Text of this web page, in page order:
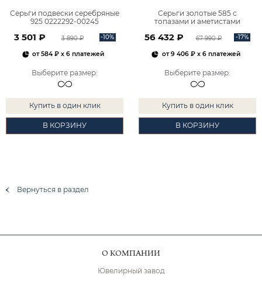
Серьги подвески серебряные
925 0222292-00245
3 501 ₽ 3 890 ₽ -10%
от584 ₽ x 6 платежей
Выберите размер:
Купить в один клик
В КОРЗИНУ
Серьги золотые 585 с
топазами и аметистами
56 432 ₽ 67 990 ₽ -17%
от9 406 ₽x 6 платежей
Выберите размер:
Купить в один клик
В КОРЗИНУ
Вернуться в раздел
О КОМПАНИИ
Ювелирный завод